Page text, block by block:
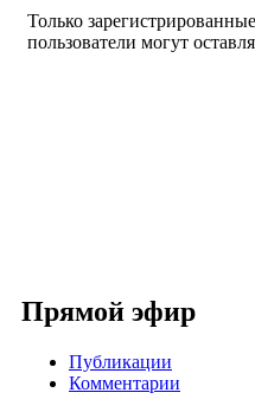
Только
пользователи могут
Прямой эфир
Публикации
Комментарии